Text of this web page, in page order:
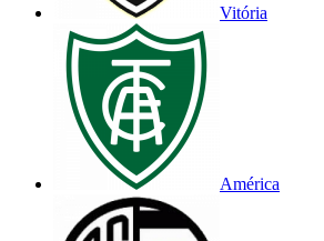
Vitória
América